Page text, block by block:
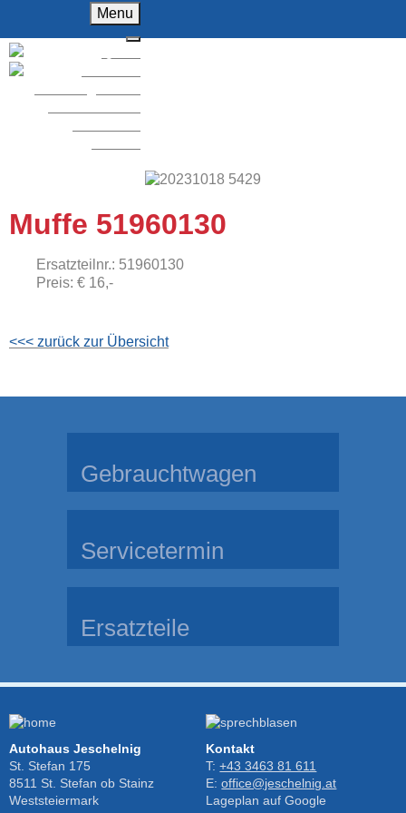
Menu
Muffe 51960130
Ersatzteilnr.: 51960130
Preis: € 16,-
Gebrauchtwagen
Servicetermin
Ersatzteile
Autohaus Jeschelnig
St. Stefan 175
8511 St. Stefan ob Stainz
Weststeiermark
Kontakt
T:+43 3463 81 611
E:office@jeschelnig.at
Lageplan auf Google